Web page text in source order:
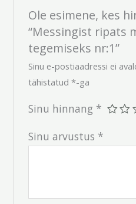
Ole esimene, kes
“Messingist ripats
tegemiseks nr:1”
Sinu e-postiaadressi ei
tähistatud *-ga
Sinu hinnang *
Sinu arvustus *